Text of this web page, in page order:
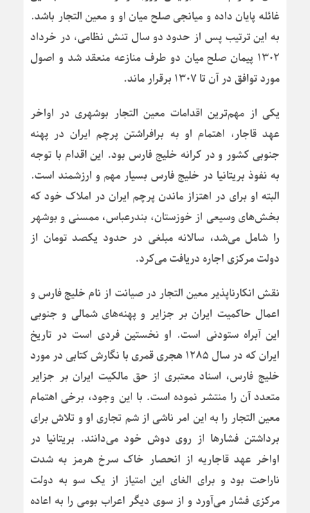
غائله پایان داده و میانجی صلح میان او و معین التجار باشد.
به این ترتیب پس از حدود دو سال تنش نظامی، در خرداد
۱۳۰۲ پیمان صلح میان دو طرف منازعه منعقد شد و اصول
مورد توافق در آن تا ۱۳۰۷ برقرار ماند.
یکی از مهم‌ترین اقدامات معین التجار بوشهری در اواخر
عهد قاجار، اهتمام او به برافراشتن پرچم ایران در پهنه
جنوبی کشور و در کرانه خلیج فارس بود. این اقدام با توجه
به نفوذ بریتانیا در خلیج فارس بسیار مهم و ارزشمند است.
البته او برای در اهتزاز ماندن پرچم ایران در املاک خود که
بخش‌های وسیعی از خوزستان، بندرعباس، ممسنی و بوشهر
را شامل می‌شد، سالانه مبلغی در حدود یکصد تومان از
دولت مرکزی اجاره دریافت می‌کرد.
نقش انکارناپذیر معین التجار در صیانت از نام خلیج فارس و
اعمال حاکمیت ایران بر جزایر و پهنه‌های شمالی و جنوبی
این آبراه ستودنی است. او نخستین فردی است در تاریخ
ایران که در سال ۱۲۸۵ هجری قمری با نگارش کتابی در مورد
خلیج فارس، اسناد معتبری از حق مالکیت ایران بر جزایر
متعدد آن را منتشر نموده است. با این وجود، برخی اهتمام
معین التجار را به این امر ناشی از شم تجاری او و تلاش برای
برداشتن فشارها از روی دوش خود می‌دانند. بریتانیا در
اواخر عهد قاجاریه از انحصار خاک سرخ هرمز به شدت
ناراحت بود و برای الغای این امتیاز از یک سو به دولت
مرکزی فشار می‌آورد و از سوی دیگر اعراب بومی را به اعاده